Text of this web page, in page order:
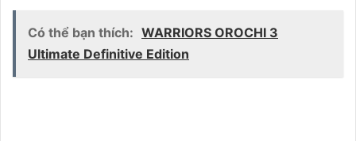
Có thể bạn thích: WARRIORS OROCHI 3
Ultimate Definitive Edition